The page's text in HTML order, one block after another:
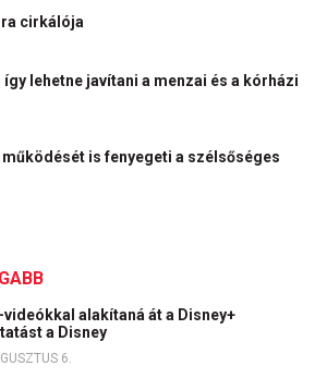
cirkálója
lehetne javítani a menzai és a kórházi
is fenyegeti a szélsőséges
alakítaná át a Disney+
a Disney
6.